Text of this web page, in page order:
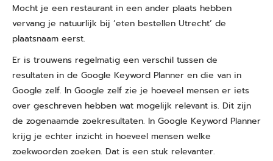
Mocht je een restaurant in een ander plaats hebben
vervang je natuurlijk bij ‘eten bestellen Utrecht’ de
plaatsnaam eerst.
Er is trouwens regelmatig een verschil tussen de
resultaten in de Google Keyword Planner en die van in
Google zelf. In Google zelf zie je hoeveel mensen er iets
over geschreven hebben wat mogelijk relevant is. Dit zijn
de zogenaamde zoekresultaten. In Google Keyword Planner
krijg je echter inzicht in hoeveel mensen welke
zoekwoorden zoeken. Dat is een stuk relevanter.